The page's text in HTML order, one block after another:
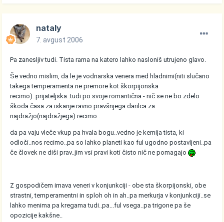
nataly
7. avgust 2006
Pa zanesljiv tudi. Tista rama na katero lahko nasloniš utrujeno glavo.
Še vedno mislim, da le je vodnarska venera med hladnimi(niti slučano
takega temperamenta ne premore kot škorpijonska
recimo)..prijateljska..tudi po svoje romantična - nič se ne bo zdelo
škoda časa za iskanje ravno pravšnjega darilca za
najdražjo(najdražjega) recimo..
da pa vaju vleče vkup pa hvala bogu..vedno je kemija tista, ki
odloči..nos recimo..pa so lahko planeti kao ful ugodno postavljeni..pa
če človek ne diši prav..jim vsi pravi koti čisto nič ne pomagajo
Z gospodičem imava veneri v konjunkciji - obe sta škorpijonski, obe
strastni, temperamentni in sploh oh in ah..pa merkurja v konjunkciji..se
lahko menima pa kregama tudi..pa...ful vsega..pa trigone pa še
opozicije kakšne..